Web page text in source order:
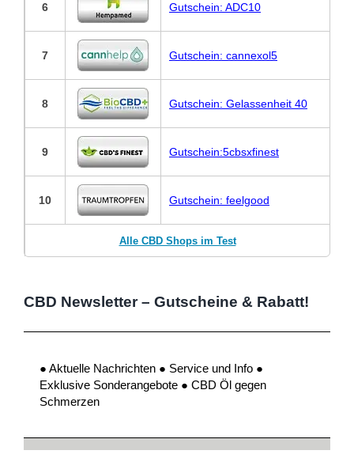
6 Gutschein: ADC10
7 Gutschein: cannexol5
8 Gutschein: Gelassenheit 40
9 Gutschein:5cbsxfinest
10 Gutschein: feelgood
Alle CBD Shops im Test
CBD Newsletter – Gutscheine & Rabatt!
● Aktuelle Nachrichten ● Service und Info ●
Exklusive Sonderangebote ● CBD Öl gegen
Schmerzen